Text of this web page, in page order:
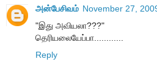
அன்பேசிவம் November 27,
"இது அவியலா???"
தெரியலையேப்பா............
Reply